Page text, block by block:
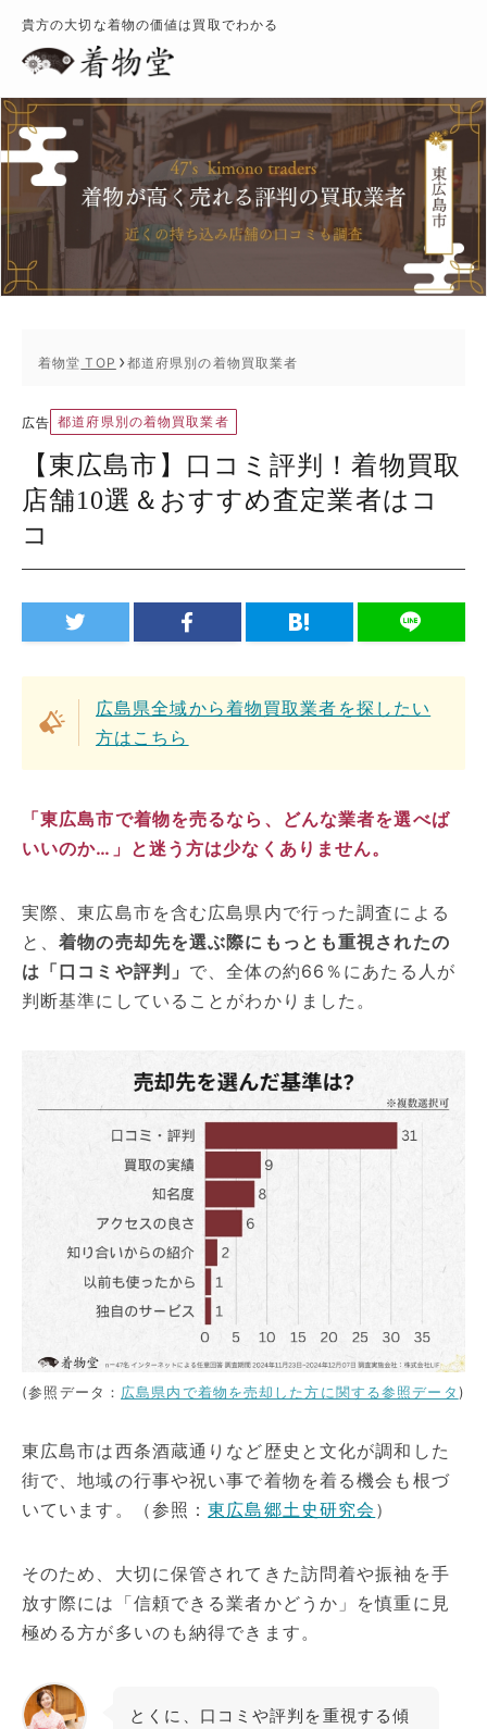
貴方の大切な着物の価値は買取でわかる
着物堂 TOP 都道府県別の着物買取業者
広告 都道府県別の着物買取業者
【東広島市】口コミ評判！着物買取
店舗10選＆おすすめ査定業者はコ
コ
広島県全域から着物買取業者を探したい
方はこちら
「東広島市で着物を売るなら、どんな業者を選べば
いいのか…」と迷う方は少なくありません。
実際、東広島市を含む広島県内で行った調査による
と、着物の売却先を選ぶ際にもっとも重視されたの
は「口コミや評判」 で、全体の約66％にあたる人が
判断基準にしていることがわかりました。
(参照データ： 広島県内で着物を売却した方に関する参照データ )
東広島市は西条酒蔵通りなど歴史と文化が調和した
街で、地域の行事や祝い事で着物を着る機会も根づ
いています。（参照：東広島郷土史研究会 ）
そのため、大切に保管されてきた訪問着や振袖を手
放す際には「信頼できる業者かどうか」を慎重に見
極める方が多いのも納得できます。
とくに、口コミや評判を重視する傾